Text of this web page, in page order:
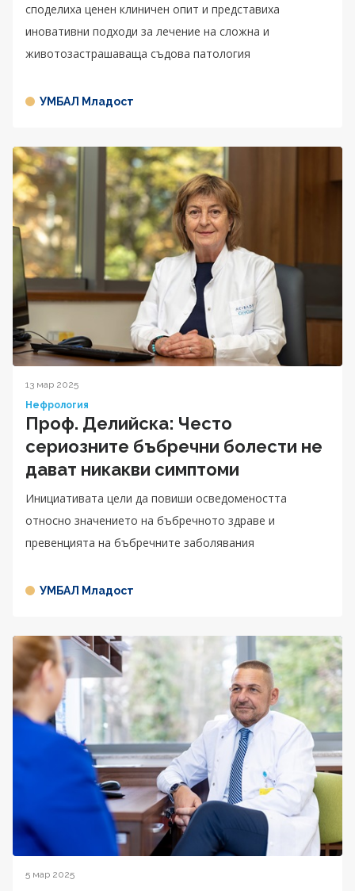
споделиха ценен клиничен опит и представиха
иновативни подходи за лечение на сложна и
животозастрашаваща съдова патология
УМБАЛ Младост
13 мар 2025
Нефрология
Проф. Делийска: Често
сериозните бъбречни болести не
дават никакви симптоми
Инициативата цели да повиши осведомеността
относно значението на бъбречното здраве и
превенцията на бъбречните заболявания
УМБАЛ Младост
5 мар 2025